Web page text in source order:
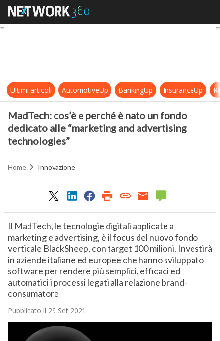
MadTech: cos’è e perché è nato
Ultimi articoli AutomotiveUp BankingUp InsuranceUp
MadTech: cos’è e perché è nato un fondo
dedicato alle “marketing and advertising
technologies”
Home Innovazione
Il MadTech, le tecnologie digitali applicate a
marketing e advertising, è il focus del nuovo fondo
verticale BlackSheep, con target 100 milioni. Investirà
in aziende italiane ed europee che hanno sviluppato
software per rendere più semplici, efficaci ed
automatici i processi legati alla relazione brand-
consumatore
Pubblicato il 29 Set 2021